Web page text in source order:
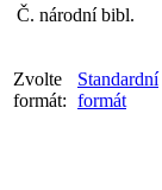
Č. národní bibl.
Zvolte
formát:
Standardní
formát